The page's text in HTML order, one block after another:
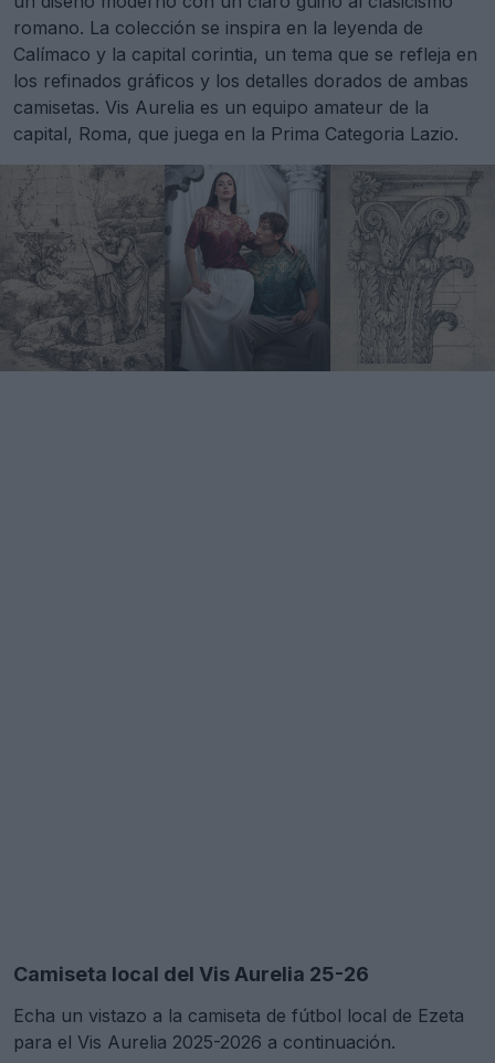
romano. La colección se inspira en la leyenda de
Calímaco y la capital corintia, un tema que se refleja en
los refinados gráficos y los detalles dorados de ambas
camisetas. Vis Aurelia es un equipo amateur de la
capital, Roma, que juega en la Prima Categoria Lazio.
Camiseta local del Vis Aurelia 25-26
Echa un vistazo a la camiseta de fútbol local de Ezeta
para el Vis Aurelia 2025-2026 a continuación.